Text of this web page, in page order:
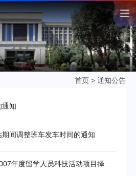
首页 > 通知公告
通知
期间调整班车发车时间的通知